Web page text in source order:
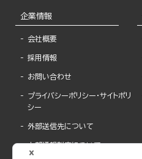
企業情報
会社概要
採用情報
お問い合わせ
プライバシーポリシー・サイトポリ
シー
外部送信先について
内部通報制度について